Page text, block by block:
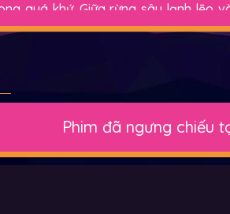
quá khứ. Giữa rừng sâu lạnh lẽo
trẻ. Từ đó, cuộc săn đuổi bắt đầu
Phim đã ngưng chiếu